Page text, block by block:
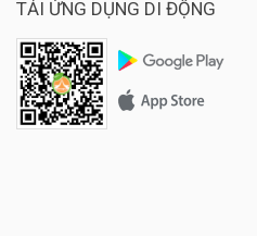
TẢI ỨNG DỤNG DI ĐỘNG